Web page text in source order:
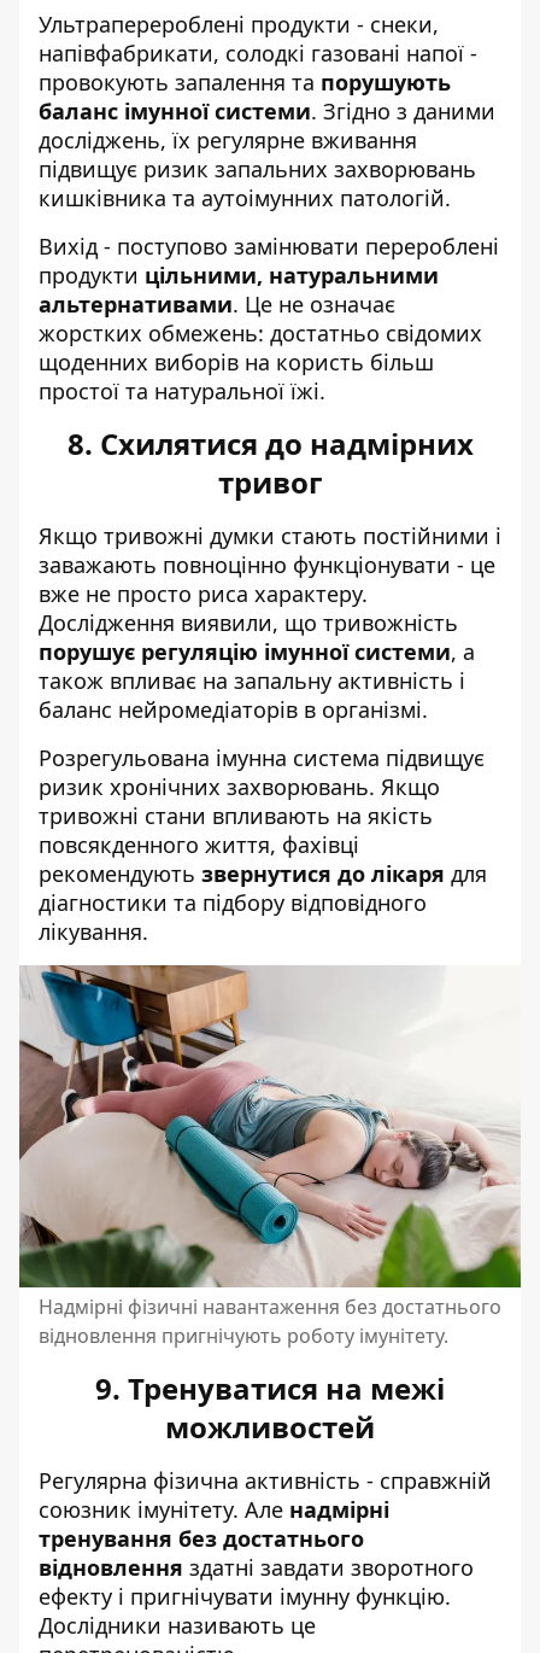
Ультраперероблені продукти - снеки,
напівфабрикати, солодкі газовані напої -
провокують запалення та порушують
баланс імунної системи. Згідно з даними
досліджень, їх регулярне вживання
підвищує ризик запальних захворювань
кишківника та аутоімунних патологій.
Вихід - поступово замінювати перероблені
продукти цільними, натуральними
альтернативами. Це не означає
жорстких обмежень: достатньо свідомих
щоденних виборів на користь більш
простої та натуральної їжі.
8. Схилятися до надмірних
тривог
Якщо тривожні думки стають постійними і
заважають повноцінно функціонувати - це
вже не просто риса характеру.
Дослідження виявили, що тривожність
порушує регуляцію імунної системи, а
також впливає на запальну активність і
баланс нейромедіаторів в організмі.
Розрегульована імунна система підвищує
ризик хронічних захворювань. Якщо
тривожні стани впливають на якість
повсякденного життя, фахівці
рекомендують звернутися до лікаря для
діагностики та підбору відповідного
лікування.
Надмірні фізичні навантаження без достатнього
відновлення пригнічують роботу імунітету.
9. Тренуватися на межі
можливостей
Регулярна фізична активність - справжній
союзник імунітету. Але надмірні
тренування без достатнього
відновлення здатні завдати зворотного
ефекту і пригнічувати імунну функцію.
Дослідники називають це